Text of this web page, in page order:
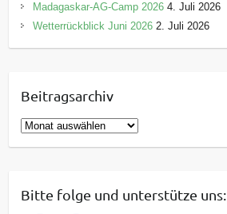
Madagaskar-AG-Camp 2026 4. Juli 2026
Wetterrückblick Juni 2026 2. Juli 2026
Beitragsarchiv
B
e
r
Bitte folge und unterstütze uns: